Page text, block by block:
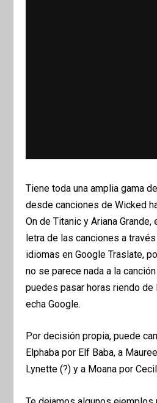
Tiene toda una amplia gama
desde canciones de Wicked
On de Titanic y Ariana Grande,
letra de las canciones a
idiomas en Google Traslate,
no se parece nada a la
puedes pasar horas riendo
echa Google.
Por decisión propia, puede
Elphaba por Elf Baba, a
Lynette (?) y a Moana por